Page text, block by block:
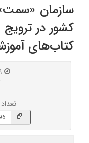
سازمان
کشور در ترویج
کتاب‌های
تعداد